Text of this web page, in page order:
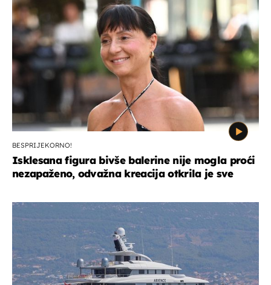
BESPRIJEKORNO!
Isklesana figura bivše balerine nije mogla proći
nezapaženo, odvažna kreacija otkrila je sve